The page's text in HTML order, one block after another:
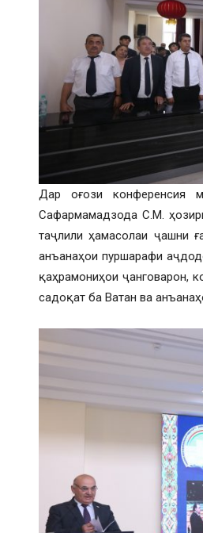
Дар оғози конференсия
Сафармамадзода С.М.
таҷлили ҳамасолаи ҷашни
анъанаҳои пуршарафи
қаҳрамониҳои ҷанговарон,
садоқат ба Ватан ва